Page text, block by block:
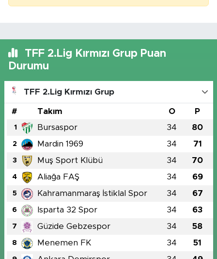
TFF 2.Lig Kırmızı Grup Puan
Durumu
TFF 2.Lig Kırmızı Grup
# Takım O P
1 Bursaspor 34 80
2 Mardin 1969 34 71
3 Muş Sport Klübü 34 70
4 Aliağa FAŞ 34 69
5 Kahramanmaraş İstiklal Spor 34 67
6 Isparta 32 Spor 34 63
7 Güzide Gebzespor 34 58
8 Menemen FK 34 51